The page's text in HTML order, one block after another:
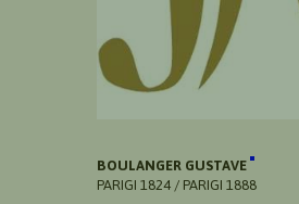
BOULANGER GUSTAVE
PARIGI 1824 / PARIGI 1888